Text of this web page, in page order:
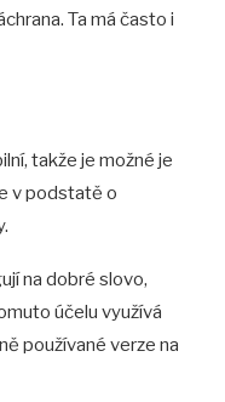
Ta má často i
takže je možné je
v podstatě o
na dobré slovo,
účelu využívá
používané verze na